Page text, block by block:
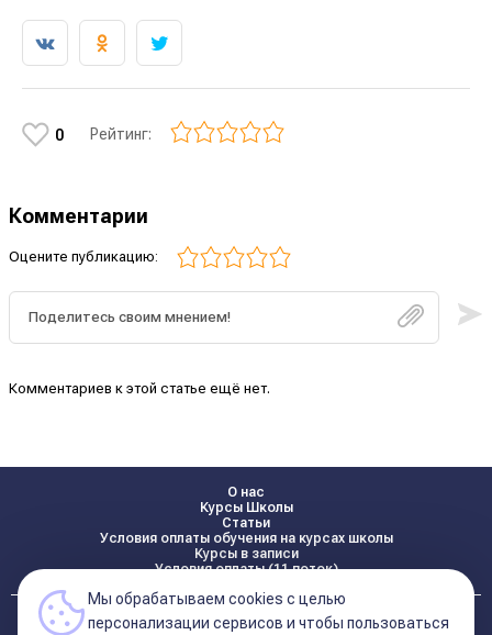
0 Рейтинг:
Комментарии
Оцените публикацию:
Комментариев к этой статье ещё нет.
О нас
Курсы Школы
Статьи
Условия оплаты обучения на курсах школы
Курсы в записи
Условия оплаты (11 поток)
Реквизиты
Мы обрабатываем cookies с целью
персонализации сервисов и чтобы пользоваться